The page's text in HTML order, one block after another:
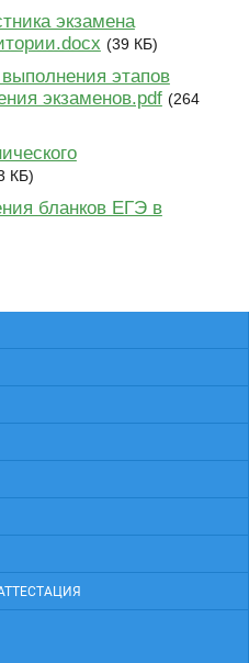
экзамена
(39 КБ)
этапов
экзаменов.pdf (264
КБ)
бланков ЕГЭ в